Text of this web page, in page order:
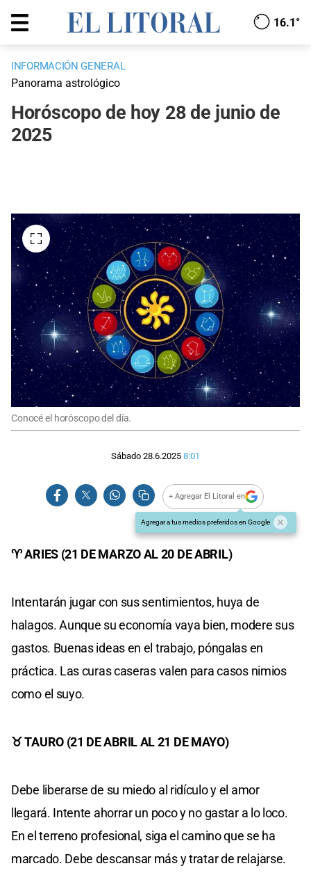
16.1°
INFORMACIÓN GENERAL
Panorama astrológico
Horóscopo de hoy 28 de junio de
2025
Conocé el horóscopo del día.
Sábado 28.6.2025 8:01
+ Agregar El Litoral en
Agregar a tus medios preferidos en Google
♈ ARIES (21 DE MARZO AL 20 DE ABRIL)
Intentarán jugar con sus sentimientos, huya de
halagos. Aunque su economía vaya bien, modere sus
gastos. Buenas ideas en el trabajo, póngalas en
práctica. Las curas caseras valen para casos nimios
como el suyo.
♉ TAURO (21 DE ABRIL AL 21 DE MAYO)
Debe liberarse de su miedo al ridículo y el amor
llegará. Intente ahorrar un poco y no gastar a lo loco.
En el terreno profesional, siga el camino que se ha
marcado. Debe descansar más y tratar de relajarse.